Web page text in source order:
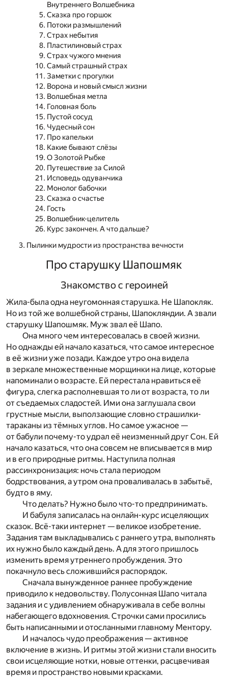
Внутреннего Волшебника
Сказка про горшок
Потоки размышлений
Страх небытия
Пластилиновый страх
Страх чужого мнения
Самый страшный страх
Заметки с прогулки
Ворона и новый смысл жизни
Волшебная метла
Головная боль
Пустой сосуд
Чудесный сон
Про капельки
Какие бывают слёзы
О Золотой Рыбке
Путешествие за Силой
Исповедь одуванчика
Монолог бабочки
Сказка о счастье
Гость
Волшебник-целитель
Курс закончен. А что дальше?
Пылинки мудрости из пространства вечности
Про старушку Шапошмяк
Знакомство с героиней
Жила-была одна неугомонная старушка. Не Шапокляк.
Но из той же волшебной страны, Шапокляндии. А звали
старушку Шапошмяк. Муж звал её Шапо.
Она много чем интересовалась в своей жизни.
Но однажды ей начало казаться, что самое интересное
в её жизни уже позади. Каждое утро она видела
в зеркале множественные морщинки на лице, которые
напоминали о возрасте. Ей перестала нравиться её
фигура, слегка располневшая то ли от возраста, то ли
от съедаемых сладостей. Ими она заглушала свои
грустные мысли, выползающие словно страшилки-
тараканы из тёмных углов. Но самое ужасное —
от бабули почему-то удрал её неизменный друг Сон. Ей
начало казаться, что она совсем не вписывается в мир
и в его природные ритмы. Наступила полная
рассинхронизация: ночь стала периодом
бодрствования, а утром она проваливалась в забытьё,
будто в яму.
Что делать? Нужно было что-то предпринимать.
И бабуля записалась на онлайн-курс исцеляющих
сказок. Всё-таки интернет — великое изобретение.
Задания там выкладывались с раннего утра, выполнять
их нужно было каждый день. А для этого пришлось
изменить время утреннего пробуждения. Это
покачнуло весь сложившийся распорядок.
Сначала вынужденное раннее пробуждение
приводило к недовольству. Полусонная Шапо читала
задания и с удивлением обнаруживала в себе волны
набегающего вдохновения. Строчки сами просились
быть написанными и отосланными главному Ментору.
И началось чудо преображения — активное
включение в жизнь. И ритмы этой жизни стали вносить
свои исцеляющие нотки, новые оттенки, расцвечивая
время и пространство новыми красками.